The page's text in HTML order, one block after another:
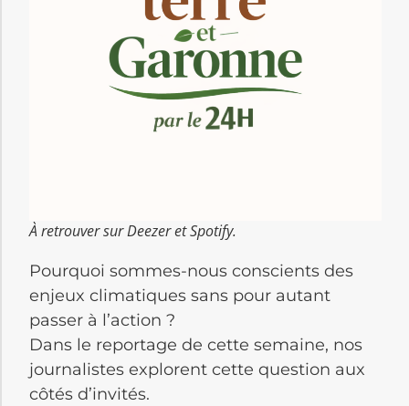
À retrouver sur Deezer et Spotify.
Pourquoi sommes-nous conscients des
enjeux climatiques sans pour autant
passer à l’action ?
Dans le reportage de cette semaine, nos
journalistes explorent cette question aux
côtés d’invités.